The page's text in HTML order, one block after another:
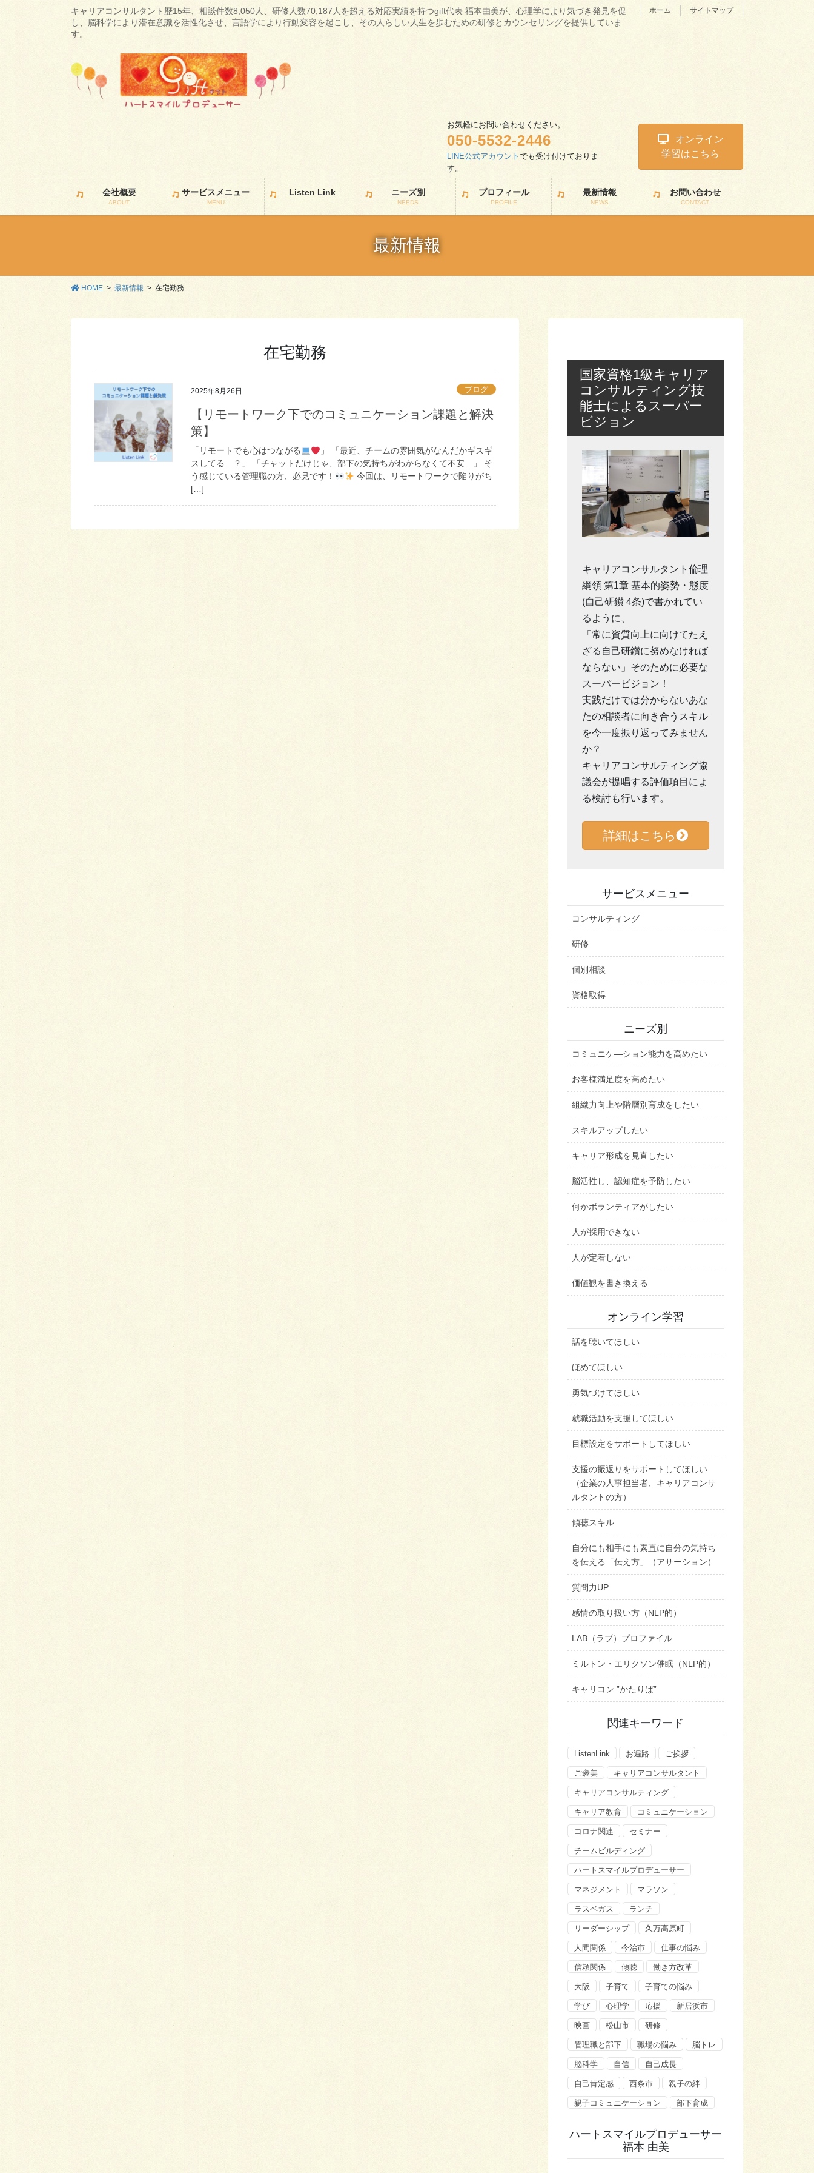
キャリアコンサルタント歴15年、相談件数8,050人、研修人数70,187人を超える対応実績を持つgift代表 福本由美が、心理学により気づき発見を促
し、脳科学により潜在意識を活性化させ、言語学により行動変容を起こし、その人らしい人生を歩むための研修とカウンセリングを提供していま
す。
ホーム サイトマップ
お気軽にお問い合わせください。
050-5532-2446
LINE公式アカウント でも受け付けておりま
す。
オンライン
学習はこちら
会社概要
ABOUT
サービスメニュー
MENU
Listen Link ニーズ別
NEEDS
プロフィール
PROFILE
最新情報
NEWS
お問い合わせ
CONTACT
最新情報
HOME 最新情報 在宅勤務
在宅勤務
2025年8月26日 ブログ
【リモートワーク下でのコミュニケーション課題と解決
策】
「リモートでも心はつながる
」 「最近、チームの雰囲気がなんだかギスギ
スしてる…？」 「チャットだけじゃ、部下の気持ちがわからなくて不安…」 そ
う感じている管理職の方、必見です！
今回は、リモートワークで陥りがち
[…]
国家資格1級キャリア
コンサルティング技
能士によるスーパー
ビジョン
キャリアコンサルタント倫理
綱領 第1章 基本的姿勢・態度
(自己研鑚 4条)で書かれてい
るように、
「常に資質向上に向けてたえ
ざる自己研鑚に努めなければ
ならない」そのために必要な
スーパービジョン！
実践だけでは分からないあな
たの相談者に向き合うスキル
を今一度振り返ってみません
か？
キャリアコンサルティング協
議会が提唱する評価項目によ
る検討も行います。
詳細はこちら
サービスメニュー
コンサルティング
研修
個別相談
資格取得
ニーズ別
コミュニケ―ション能力を高めたい
お客様満足度を高めたい
組織力向上や階層別育成をしたい
スキルアップしたい
キャリア形成を見直したい
脳活性し、認知症を予防したい
何かボランティアがしたい
人が採用できない
人が定着しない
価値観を書き換える
オンライン学習
話を聴いてほしい
ほめてほしい
勇気づけてほしい
就職活動を支援してほしい
目標設定をサポートしてほしい
支援の振返りをサポートしてほしい
（企業の人事担当者、キャリアコンサ
ルタントの方）
傾聴スキル
自分にも相手にも素直に自分の気持ち
を伝える「伝え方」（アサーション）
質問力UP
感情の取り扱い方（NLP的）
LAB（ラブ）プロファイル
ミルトン・エリクソン催眠（NLP的）
キャリコン ”かたりば”
関連キーワード
ListenLink お遍路 ご挨拶
ご褒美 キャリアコンサルタント
キャリアコンサルティング
キャリア教育 コミュニケーション
コロナ関連 セミナー
チームビルディング
ハートスマイルプロデューサー
マネジメント マラソン
ラスベガス ランチ
リーダーシップ 久万高原町
人間関係 今治市 仕事の悩み
信頼関係 傾聴 働き方改革
大阪 子育て 子育ての悩み
学び 心理学 応援 新居浜市
映画 松山市 研修
管理職と部下 職場の悩み 脳トレ
脳科学 自信 自己成長
自己肯定感 西条市 親子の絆
親子コミュニケーション 部下育成
ハートスマイルプロデューサー
福本 由美